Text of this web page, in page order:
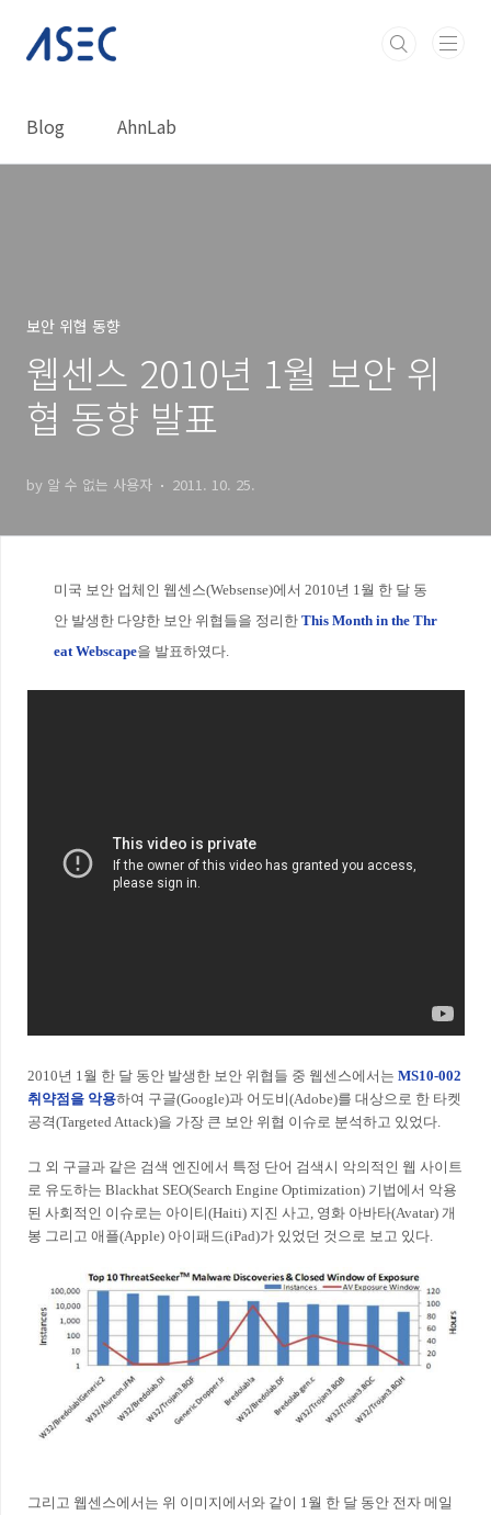
Blog AhnLab
보안 위협 동향
웹센스 2010년 1월 보안 위
협 동향 발표
by 알 수 없는 사용자 2011. 10. 25.
미국 보안 업체인 웹센스(Websense)에서 2010년 1월 한 달 동
안 발생한 다양한 보안 위협들을 정리한 This Month in the Thr
eat Webscape을 발표하였다.
2010년 1월 한 달 동안 발생한 보안 위협들 중 웹센스에서는 MS10-002
취약점을 악용하여 구글(Google)과 어도비(Adobe)를 대상으로 한 타켓
공격(Targeted Attack)을 가장 큰 보안 위협 이슈로 분석하고 있었다.
그 외 구글과 같은 검색 엔진에서 특정 단어 검색시 악의적인 웹 사이트
로 유도하는 Blackhat SEO(Search Engine Optimization) 기법에서 악용
된 사회적인 이슈로는 아이티(Haiti) 지진 사고, 영화 아바타(Avatar) 개
봉 그리고 애플(Apple) 아이패드(iPad)가 있었던 것으로 보고 있다.
그리고 웹센스에서는 위 이미지에서와 같이 1월 한 달 동안 전자 메일